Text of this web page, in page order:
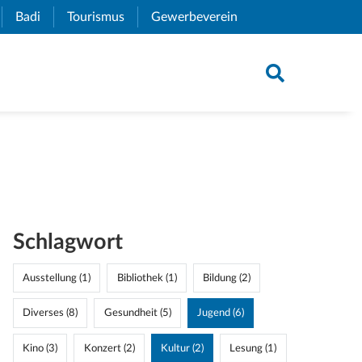
Link)
Badi (External Link)
Tourismus (External Link)
Gewerbeverein
Schlagwort
Ausstellung (1) Bibliothek (1) Bildung (2)
Diverses (8) Gesundheit (5) Jugend (6)
Kino (3) Konzert (2) Kultur (2) Lesung (1)